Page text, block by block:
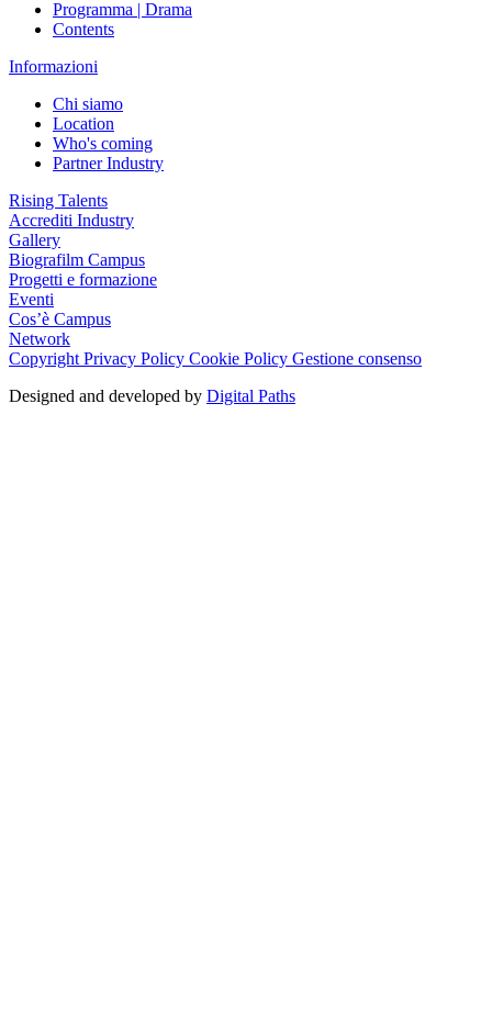
Programma | Drama
Contents
Informazioni
Chi siamo
Location
Who's coming
Partner Industry
Rising Talents
Accrediti Industry
Gallery
Biografilm Campus
Progetti e formazione
Eventi
Cos’è Campus
Network
Copyright Privacy Policy Cookie Policy Gestione consenso
Designed and developed by Digital Paths